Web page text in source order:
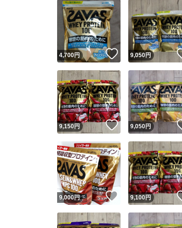
4,700円 いいね！
9,050円
9,150円 いいね！
9,050円
9,000円 いいね！
9,100円